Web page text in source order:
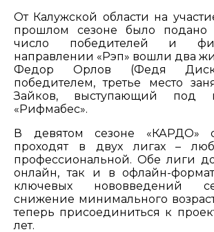
От Калужской области на
прошлом сезоне было подано
число победителей и
направлении «Рэп» вошли два
Федор Орлов (Федя
победителем, третье место
Зайков, выступающий под
«Рифмабес».
В девятом сезоне «КАРДО»
проходят в двух лигах –
профессиональной. Обе лиги
онлайн, так и в офлайн-
ключевых нововведений
снижение минимального
теперь присоединиться к
лет.